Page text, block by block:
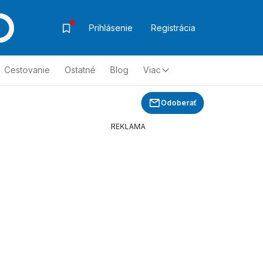
Prihlásenie Registrácia
Cestovanie Ostatné Blog Viac
Odoberať
REKLAMA